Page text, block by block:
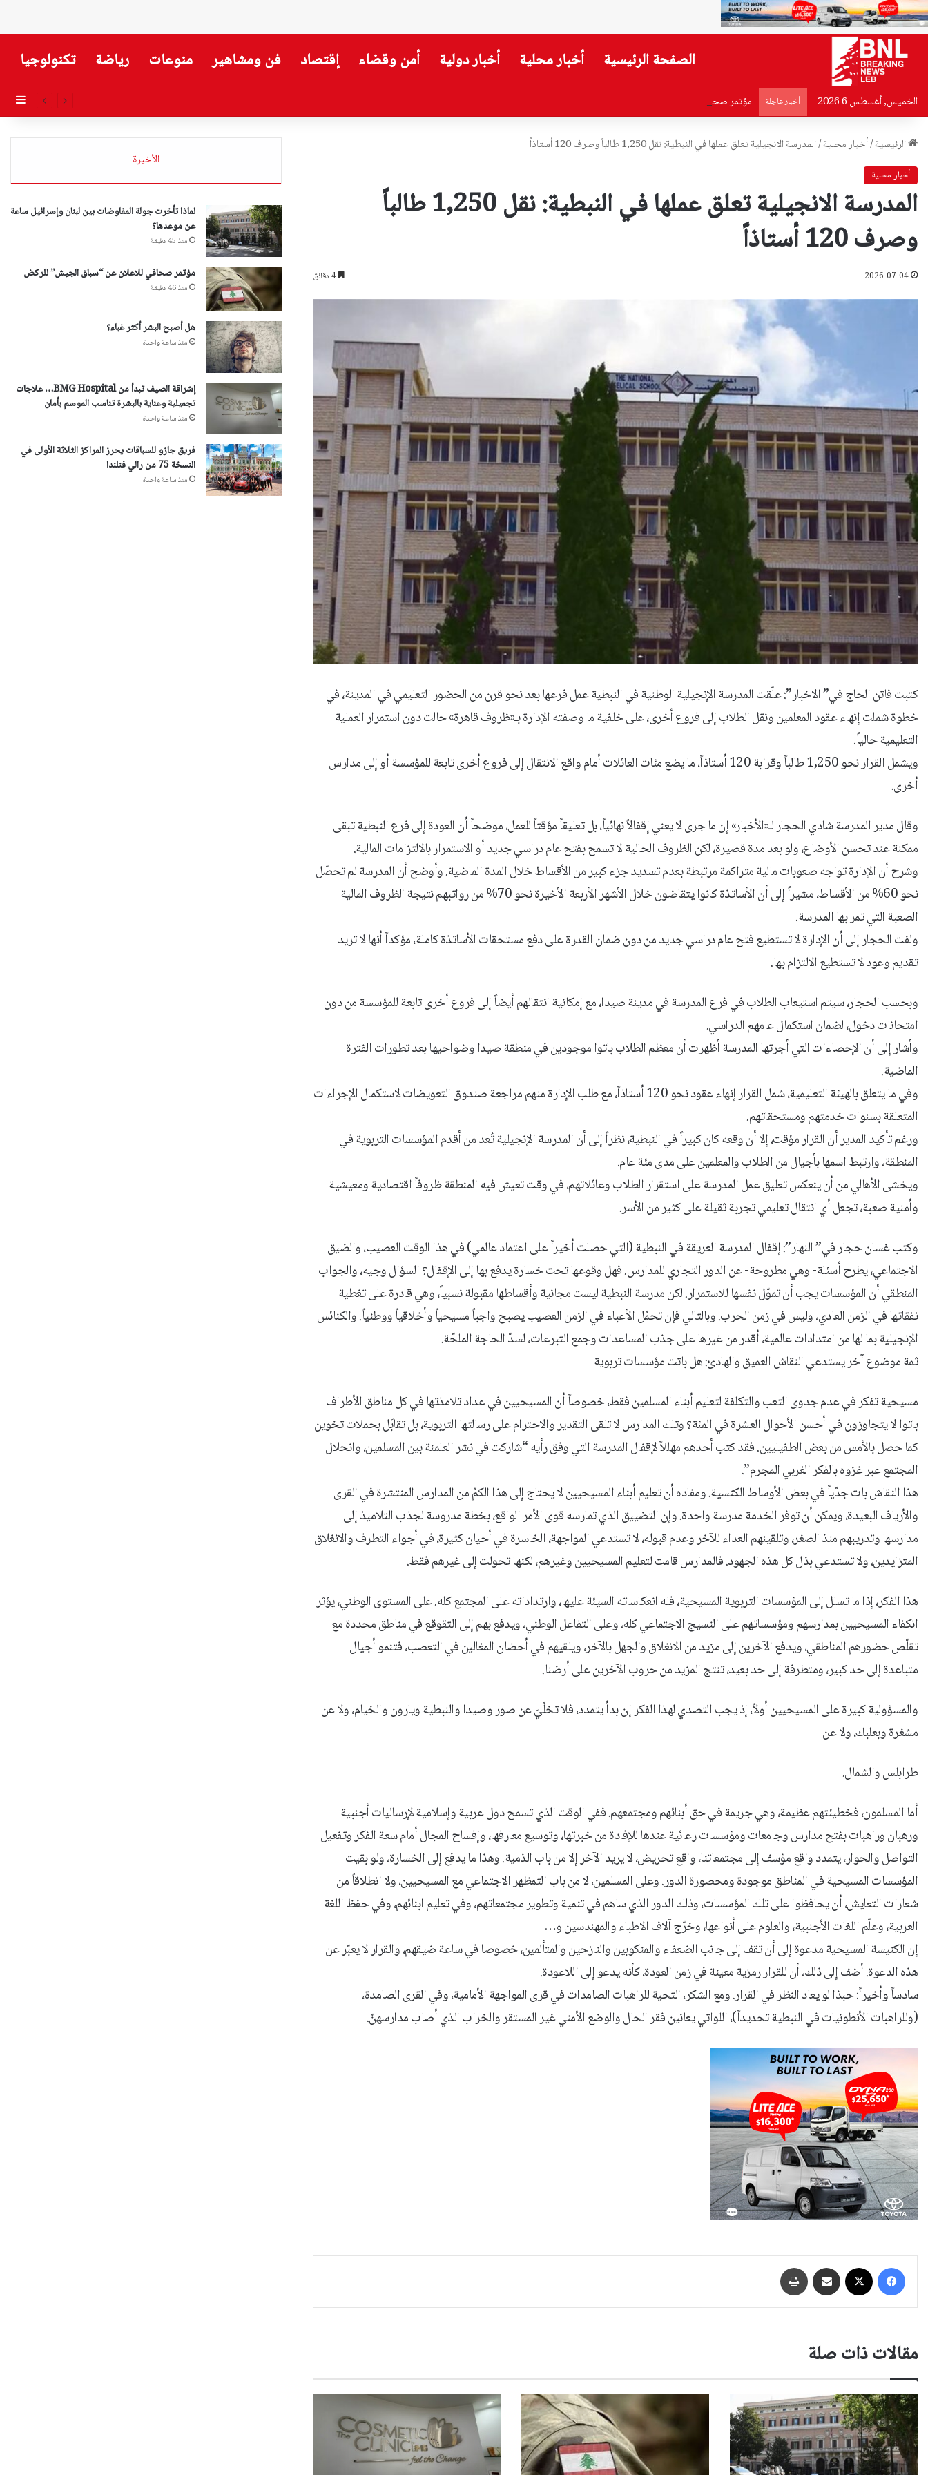
الصفحة الرئيسية أخبار محلية أخبار دولية أمن وقضاء إقتصاد فن ومشاهير منوعات رياضة تكنولوجيا
الخميس, أغسطس 6 2026 أخبار عاجلة مؤتمر صحافي للاعلان عن “سباق الجيش” للركض
الرئيسية/أخبار محلية/المدرسة الانجيلية تعلق عملها في النبطية: نقل 1,250 طالباً وصرف 120 أستاذاً
أخبار محلية
المدرسة الانجيلية تعلق عملها في النبطية: نقل 1,250 طالباً
وصرف 120 أستاذاً
2026-07-04
كتبت فاتن الحاج في” الاخبار”: علّقت المدرسة الإنجيلية الوطنية في النبطية عمل فرعها بعد نحو قرن من الحضور التعليمي في المدينة، في
خطوة شملت إنهاء عقود المعلمين ونقل الطلاب إلى فروع أخرى، على خلفية ما وصفته الإدارة بـ«ظروف قاهرة» حالت دون استمرار العملية
التعليمية حالياً.
ويشمل القرار نحو 1,250 طالباً وقرابة 120 أستاذاً، ما يضع مئات العائلات أمام واقع الانتقال إلى فروع أخرى تابعة للمؤسسة أو إلى مدارس
أخرى.
وقال مدير المدرسة شادي الحجار لـ«الأخبار» إن ما جرى لا يعني إقفالاً نهائياً، بل تعليقاً مؤقتاً للعمل، موضحاً أن العودة إلى فرع النبطية تبقى
ممكنة عند تحسن الأوضاع، ولو بعد مدة قصيرة، لكن الظروف الحالية لا تسمح بفتح عام دراسي جديد أو الاستمرار بالالتزامات المالية.
وشرح أن الإدارة تواجه صعوبات مالية متراكمة مرتبطة بعدم تسديد جزء كبير من الأقساط خلال المدة الماضية. وأوضح أن المدرسة لم تحصّل
نحو 60% من الأقساط، مشيراً إلى أن الأساتذة كانوا يتقاضون خلال الأشهر الأربعة الأخيرة نحو 70% من رواتبهم نتيجة الظروف المالية
الصعبة التي تمر بها المدرسة.
ولفت الحجار إلى أن الإدارة لا تستطيع فتح عام دراسي جديد من دون ضمان القدرة على دفع مستحقات الأساتذة كاملة، مؤكداً أنها لا تريد
تقديم وعود لا تستطيع الالتزام بها.
وبحسب الحجار، سيتم استيعاب الطلاب في فرع المدرسة في مدينة صيدا، مع إمكانية انتقالهم أيضاً إلى فروع أخرى تابعة للمؤسسة من دون
امتحانات دخول، لضمان استكمال عامهم الدراسي.
وأشار إلى أن الإحصاءات التي أجرتها المدرسة أظهرت أن معظم الطلاب باتوا موجودين في منطقة صيدا وضواحيها بعد تطورات الفترة
الماضية.
وفي ما يتعلق بالهيئة التعليمية، شمل القرار إنهاء عقود نحو 120 أستاذاً، مع طلب الإدارة منهم مراجعة صندوق التعويضات لاستكمال الإجراءات
المتعلقة بسنوات خدمتهم ومستحقاتهم.
ورغم تأكيد المدير أن القرار مؤقت، إلا أن وقعه كان كبيراً في النبطية، نظراً إلى أن المدرسة الإنجيلية تُعد من أقدم المؤسسات التربوية في
المنطقة، وارتبط اسمها بأجيال من الطلاب والمعلمين على مدى مئة عام.
ويخشى الأهالي من أن ينعكس تعليق عمل المدرسة على استقرار الطلاب وعائلاتهم، في وقت تعيش فيه المنطقة ظروفاً اقتصادية ومعيشية
وأمنية صعبة، تجعل أي انتقال تعليمي تجربة ثقيلة على كثير من الأسر.
وكتب غسان حجار في” النهار”: إقفال المدرسة العريقة في النبطية (التي حصلت أخيراً على اعتماد عالمي) في هذا الوقت العصيب، والضيق
الاجتماعي، يطرح أسئلة- وهي مطروحة- عن الدور التجاري للمدارس. فهل وقوعها تحت خسارة يدفع بها إلى الإقفال؟ السؤال وجيه، والجواب
المنطقي أن المؤسسات يجب أن تموّل نفسها للاستمرار. لكن مدرسة النبطية ليست مجانية وأقساطها مقبولة نسبياً، وهي قادرة على تغطية
نفقاتها في الزمن العادي، وليس في زمن الحرب. وبالتالي فإن تحمّل الأعباء في الزمن العصيب يصبح واجباً مسيحياً وأخلاقياً ووطنياً. والكنائس
الإنجيلية بما لها من امتدادات عالمية، أقدر من غيرها على جذب المساعدات وجمع التبرعات، لسدّ الحاجة الملحّة.
ثمة موضوع آخر يستدعي النقاش العميق والهادئ: هل باتت مؤسسات تربوية
مسيحية تفكر في عدم جدوى التعب والتكلفة لتعليم أبناء المسلمين فقط، خصوصاً أن المسيحيين في عداد تلامذتها في كل مناطق الأطراف
باتوا لا يتجاوزون في أحسن الأحوال العشرة في المئة؟ وتلك المدارس لا تلقى التقدير والاحترام على رسالتها التربوية، بل تقابَل بحملات تخوين
كما حصل بالأمس من بعض الطفيليين. فقد كتب أحدهم مهللاً لإقفال المدرسة التي وفق رأيه “شاركت في نشر العلمنة بين المسلمين، وانحلال
المجتمع عبر غزوه بالفكر الغربي المجرم”.
هذا النقاش بات جدّياً في بعض الأوساط الكنسية. ومفاده أن تعليم أبناء المسيحيين لا يحتاج إلى هذا الكمّ من المدارس المنتشرة في القرى
والأرياف البعيدة، ويمكن أن توفر الخدمة مدرسة واحدة. وإن التضييق الذي تمارسه قوى الأمر الواقع، بخطة مدروسة لجذب التلاميذ إلى
مدارسها وتدريبهم منذ الصغر، وتلقينهم العداء للآخر وعدم قبوله، لا تستدعي المواجهة، الخاسرة في أحيان كثيرة، في أجواء التطرف والانغلاق
المتزايدين، ولا تستدعي بذل كل هذه الجهود. فالمدارس قامت لتعليم المسيحيين وغيرهم، لكنها تحولت إلى غيرهم فقط.
هذا الفكر، إذا ما تسلل إلى المؤسسات التربوية المسيحية، فله انعكاساته السيئة عليها، وارتداداته على المجتمع كله. على المستوى الوطني، يؤثر
انكفاء المسيحيين بمدارسهم ومؤسساتهم على النسيج الاجتماعي كله، وعلى التفاعل الوطني، ويدفع بهم إلى التقوقع في مناطق محددة مع
تقلّص حضورهم المناطقي، ويدفع الآخرين إلى مزيد من الانغلاق والجهل بالآخر، ويلقيهم في أحضان المغالين في التعصب، فتنمو أجيال
متباعدة إلى حد كبير، ومتطرفة إلى حد بعيد، تنتج المزيد من حروب الآخرين على أرضنا.
والمسؤولية كبيرة على المسيحيين أولاً، إذ يجب التصدي لهذا الفكر إن بدأ يتمدد، فلا تخلّيَ عن صور وصيدا والنبطية ويارون والخيام، ولا عن
مشغرة وبعلبك، ولا عن
طرابلس والشمال.
أما المسلمون، فخطيئتهم عظيمة، وهي جريمة في حق أبنائهم ومجتمعهم. ففي الوقت الذي تسمح دول عربية وإسلامية لإرساليات أجنبية
ورهبان وراهبات بفتح مدارس وجامعات ومؤسسات رعائية عندها للإفادة من خبرتها، وتوسيع معارفها، وإفساح المجال أمام سعة الفكر وتفعيل
التواصل والحوار، يتمدد واقع مؤسف إلى مجتمعاتنا، واقع تحريض، لا يريد الآخر إلا من باب الذمية. وهذا ما يدفع إلى الخسارة، ولو بقيت
المؤسسات المسيحية في المناطق موجودة ومحصورة الدور. وعلى المسلمين، لا من باب التمظهر الاجتماعي مع المسيحيين، ولا انطلاقاً من
شعارات التعايش، أن يحافظوا على تلك المؤسسات، وذلك الدور الذي ساهم في تنمية وتطوير مجتمعاتهم، وفي تعليم ابنائهم، وفي حفظ اللغة
العربية، وعلّم اللغات الأجنبية، والعلوم على أنواعها، وخرّج آلاف الاطباء والمهندسين و…
إن الكنيسة المسيحية مدعوة إلى أن تقف إلى جانب الضعفاء والمنكوبين والنازحين والمتألمين، خصوصا في ساعة ضيقهم، والقرار لا يعبّر عن
هذه الدعوة. أضف إلى ذلك، أن للقرار رمزية معينة في زمن العودة، كأنه يدعو إلى اللاعودة.
سادساً وأخيراً: حبذا لو يعاد النظر في القرار. ومع الشكر، التحية للراهبات الصامدات في قرى المواجهة الأمامية، وفي القرى الصامدة،
(وللراهبات الأنطونيات في النبطية تحديداً)، اللواتي يعانين فقر الحال والوضع الأمني غير المستقر والخراب الذي أصاب مدارسهنّ.
فيسبوك مشاركة عبر البريد
مقالات ذات صلة
الأخيرة
لماذا تأخرت جولة المفاوضات بين لبنان وإسرائيل ساعة
عن موعدها؟
منذ 45 دقيقة
مؤتمر صحافي للاعلان عن “سباق الجيش” للركض
منذ 46 دقيقة
هل أصبح البشر أكثر غباء؟
منذ ساعة واحدة
إشراقة الصيف تبدأ من BMG Hospital… علاجات
تجميلية وعناية بالبشرة تناسب الموسم بأمان
منذ ساعة واحدة
فريق جازو للسباقات يحرز المراكز الثلاثة الأولى في
النسخة 75 من رالي فنلندا
منذ ساعة واحدة